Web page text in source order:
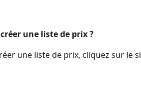
une liste de prix ?
une liste de prix, cliquez sur le